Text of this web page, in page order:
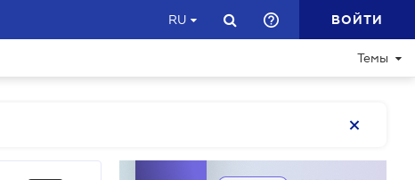
RU ВОЙТИ
Темы